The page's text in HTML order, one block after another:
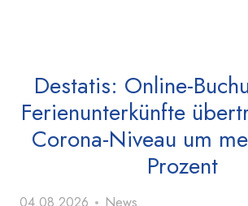
Destatis: Online-
Ferienunterkünfte
Corona-Niveau um
Prozent